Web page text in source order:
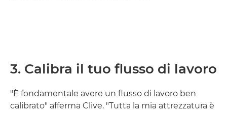
3. Calibra il tuo flusso di lavoro
"È fondamentale avere un flusso di lavoro ben
calibrato" afferma Clive. "Tutta la mia attrezzatura è